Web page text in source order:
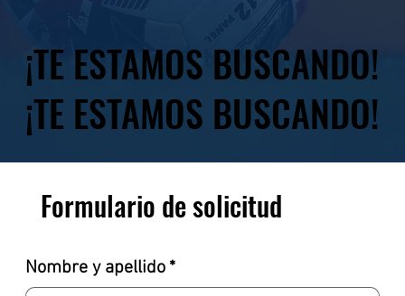
¡TE ESTAMOS BUSCANDO!
¡TE ESTAMOS BUSCANDO!
Formulario de solicitud
Nombre y apellido *